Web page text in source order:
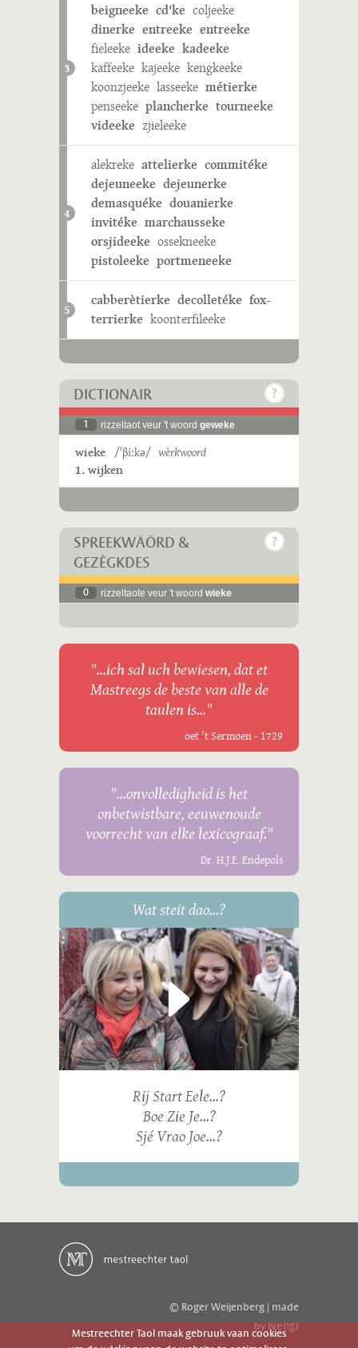
3
beigneeke cd'ke coljeeke
dinerke entreeke entreeke
fieleeke ideeke kadeeke
kaffeeke kajeeke kengkeeke
koonzjeeke lasseeke métierke
penseeke plancherke tourneeke
videeke zjieleeke
4
alekreke attelierke commitéke
dejeuneeke dejeunerke
demasquéke douanierke
invitéke marchausseke
orsjideeke ossekneeke
pistoleeke portmeneeke
5
cabberètierke decolletéke fox-
terrierke koonterfileeke
DICTIONAIR
1 rizzeltaot veur 't woord geweke
wieke /ˈβiːkə/ wèrkwoord
1. wijken
SPREEKWÄÖRD &
GEZÈGKDES
0 rizzeltaote veur 't woord wieke
"...ich sal uch bewiesen, dat et
Mastreegs de beste van alle de
taulen is..."
oet 't Sermoen - 1729
"...onvolledigheid is het
onbetwistbare, eeuwenoude
voorrecht van elke lexicograaf."
Dr. H.J.E. Endepols
Wat steit dao...?
Rij Start Eele...?
Boe Zie Je...?
Sjé Vrao Joe...?
© Roger Weijenberg | made
byivengi
Mestreechter Taol maak gebruuk vaan cookies